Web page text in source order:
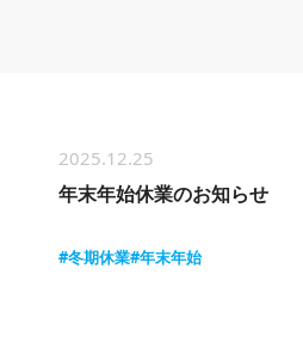
2025.12.25
年末年始休業のお知らせ
#冬期休業#年末年始